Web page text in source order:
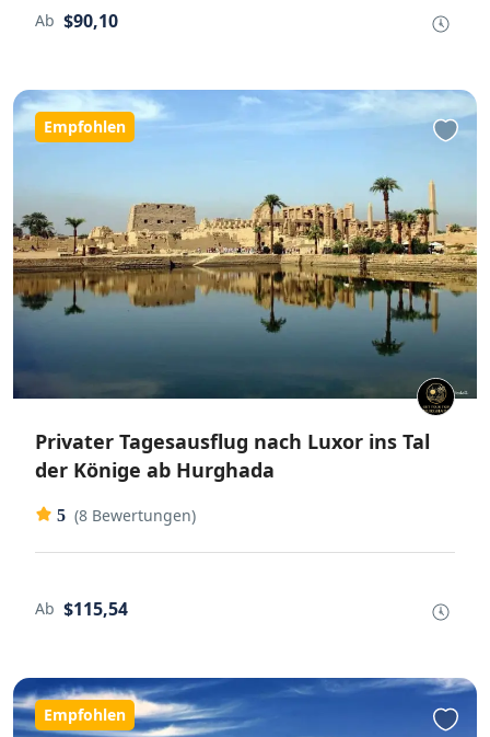
Ab $90,10
Empfohlen
Privater Tagesausflug nach Luxor ins Tal
der Könige ab Hurghada
5 (8 Bewertungen)
Ab $115,54
Empfohlen